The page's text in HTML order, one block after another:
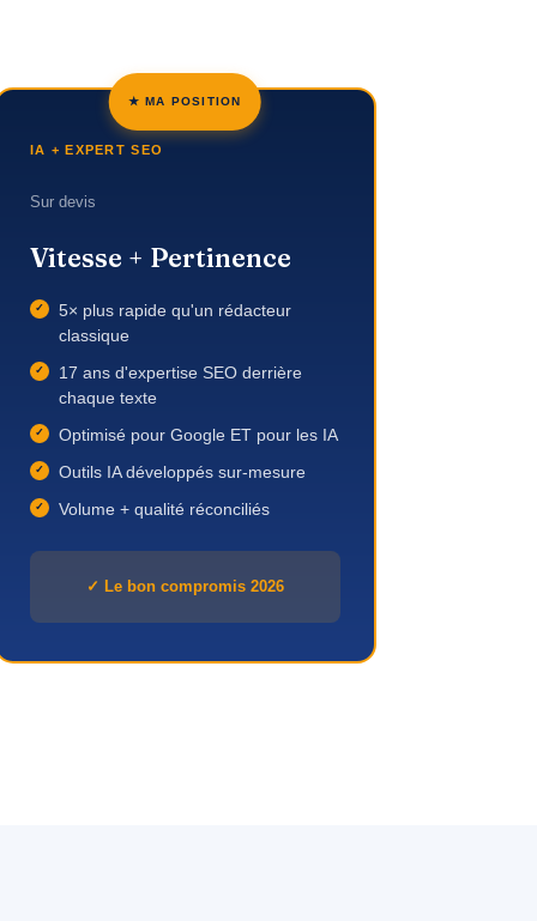
★ MA POSITION
IA + EXPERT SEO
Sur devis
Vitesse + Pertinence
5× plus rapide qu'un rédacteur
classique
17 ans d'expertise SEO derrière
chaque texte
Optimisé pour Google ET pour les IA
Outils IA développés sur-mesure
Volume + qualité réconciliés
✓ Le bon compromis 2026